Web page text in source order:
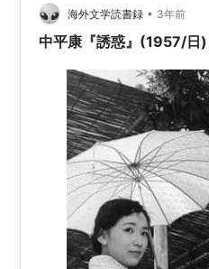
たいな自然な流れで進展して
海外文学読書録 • 3年前
中平康『誘惑』(1957/日)